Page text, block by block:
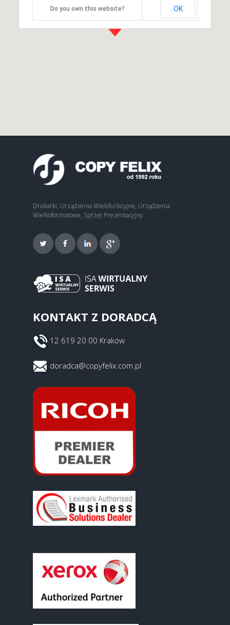
Do you own this website? OK
Drukarki, Urządzenia Wielofunkcyjne, Urządzenia
Wielkoformatowe, Sprzęt Prezentacyjny
KONTAKT Z DORADCĄ
12 619 20 00 Kraków
doradca@copyfelix.com.pl